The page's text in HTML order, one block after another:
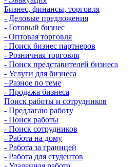
Бизнес, финансы, торговля
- Деловые предложения
- Готовый бизнес
- Оптовая торговля
- Поиск бизнес партнеров
- Розничная торговля
- Поиск представителей бизнеса
- Услуги для бизнеса
- Разное по теме
- Продажа бизнеса
Поиск работы и сотрудников
- Предлагаю работу
- Поиск работы
- Поиск сотрудников
- Работа на дому
- Работа за границей
- Работа для студентов